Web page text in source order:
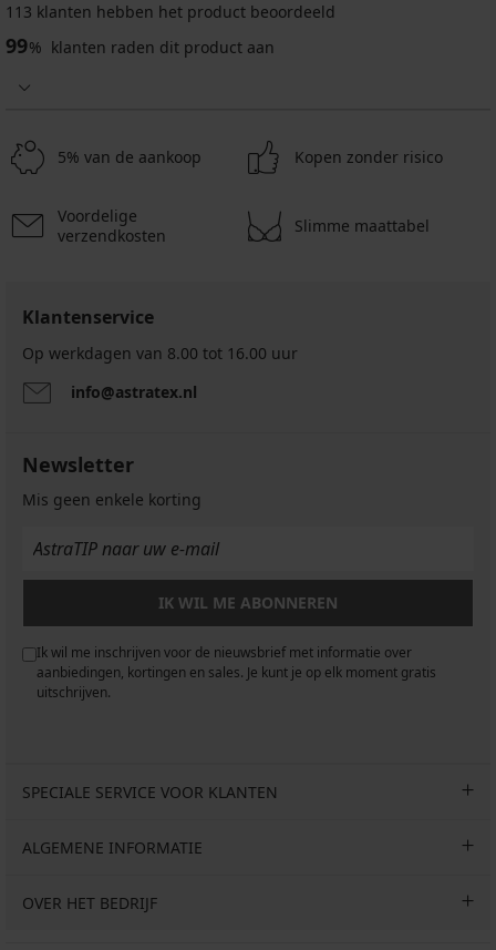
113 klanten hebben het product beoordeeld
99% klanten raden dit product aan
5% van de aankoop Kopen zonder risico
Voordelige
verzendkosten
Slimme maattabel
Klantenservice
Op werkdagen van 8.00 tot 16.00 uur
info@astratex.nl
Newsletter
Mis geen enkele korting
IK WIL ME ABONNEREN
Ik wil me inschrijven voor de nieuwsbrief met informatie over
aanbiedingen, kortingen en sales. Je kunt je op elk moment gratis
uitschrijven.
SPECIALE SERVICE VOOR KLANTEN
ALGEMENE INFORMATIE
OVER HET BEDRIJF